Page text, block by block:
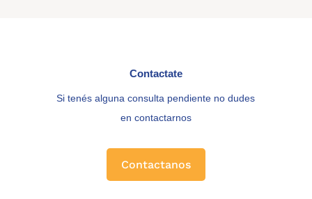
Contactate
Si tenés alguna consulta pendiente no dudes
en contactarnos
Contactanos